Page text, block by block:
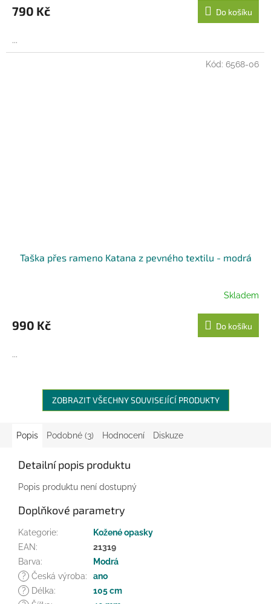
790 Kč Do košíku
...
Taška přes rameno Katana z pevného textilu - modrá
Skladem
990 Kč Do košíku
...
Kód: 6568-06
ZOBRAZIT VŠECHNY SOUVISEJÍCÍ PRODUKTY
Popis Podobné (3) Hodnocení Diskuze
Detailní popis produktu
Popis produktu není dostupný
Doplňkové parametry
Kategorie:
Kožené opasky
EAN:
21319
Barva:
Modrá
?
Česká výroba:
ano
?
Délka:
105 cm